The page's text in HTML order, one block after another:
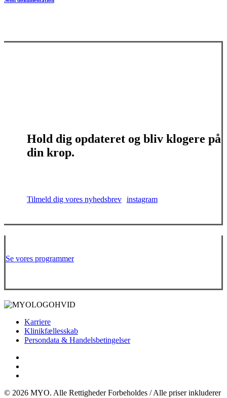
Hold dig opdateret og bliv klogere på
din krop.
Tilmeld dig vores nyhedsbrev instagram
Se vores programmer
Karriere
Klinikfællesskab
Persondata & Handelsbetingelser
© 2026 MYO. Alle Rettigheder Forbeholdes / Alle priser inkluderer